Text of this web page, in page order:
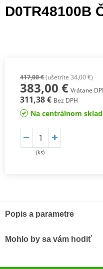
D0TR48100B
417,00 €(ušetríte 34,00 €)
383,00 € Vrátane
311,38 € Bez DPH
Na centrálnom
(ks)
Popis a parametre
pevnou konstrukcí.
Mohlo by sa vám hodiť